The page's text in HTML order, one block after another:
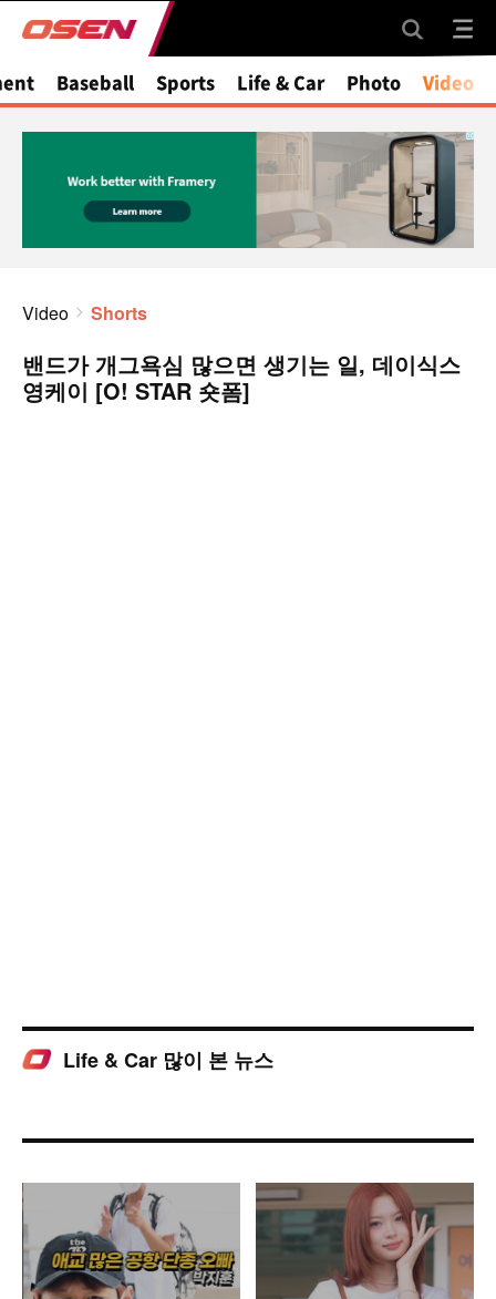
Baseball Sports Life & Car Photo Video
Video Shorts
밴드가 개그욕심 많으면 생기는 일, 데이식스
영케이 [O! STAR 숏폼]
Life & Car 많이 본 뉴스